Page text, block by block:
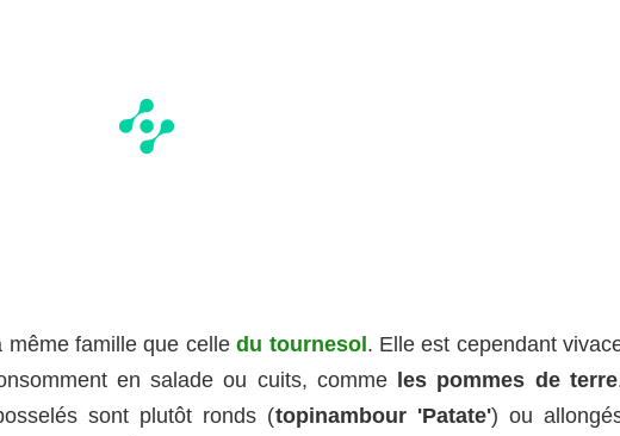
même famille que celledu tournesol . Elle est cependant
en salade ou cuits, comme
les pommes de terre
sont plutôt ronds (topinambour 'Patate') ou